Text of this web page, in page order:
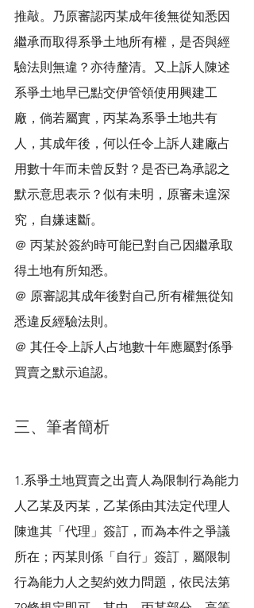
推敲。乃原審認丙某成年後無從知悉因
繼承而取得系爭土地所有權，是否與經
驗法則無違？亦待釐清。又上訴人陳述
系爭土地早已點交伊管領使用興建工
廠，倘若屬實，丙某為系爭土地共有
人，其成年後，何以任令上訴人建廠占
用數十年而未曾反對？是否已為承認之
默示意思表示？似有未明，原審未遑深
究，自嫌速斷。
＠ 丙某於簽約時可能已對自己因繼承取
得土地有所知悉。
＠ 原審認其成年後對自己所有權無從知
悉違反經驗法則。
＠ 其任令上訴人占地數十年應屬對係爭
買賣之默示追認。
三、筆者簡析
1.系爭土地買賣之出賣人為限制行為能力
人乙某及丙某，乙某係由其法定代理人
陳進其「代理」簽訂，而為本件之爭議
所在；丙某則係「自行」簽訂，屬限制
行為能力人之契約效力問題，依民法第